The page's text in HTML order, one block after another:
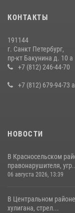
на III Международном
В Ленобласти
воспитанниками
КОНТАКТЫ
191144
г. Санкт Петербург,
пр-кт Бакунина д. 10 а
+7 (812) 246-44-70
+7 (812) 679-94-73
НОВОСТИ
В Красносельском
правонарушителя,
06 августа 2026, 13:39
В Центральном
хулигана, стрел...